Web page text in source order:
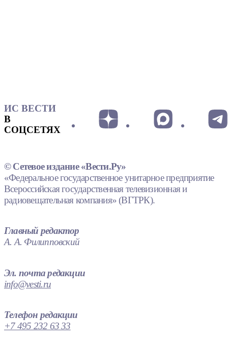
ИС ВЕСТИ
В
СОЦСЕТЯХ
© Сетевое издание «Вести.Ру»
«Федеральное государственное унитарное предприятие
Всероссийская государственная телевизионная и
радиовещательная компания» (ВГТРК).
Главный редактор
А. А. Филипповский
Эл. почта редакции
info@vesti.ru
Телефон редакции
+7 495 232 63 33